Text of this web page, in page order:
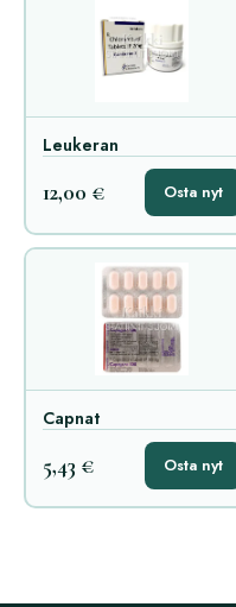
Leukeran
12,00 € Osta nyt
Capnat
5,43 € Osta nyt